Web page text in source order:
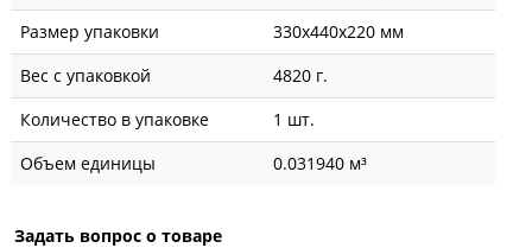
Размер упаковки
330x440x220 мм
Вес с упаковкой
4820 г.
Количество в упаковке
1 шт.
Объем единицы
0.031940 м³
Задать вопрос о товаре